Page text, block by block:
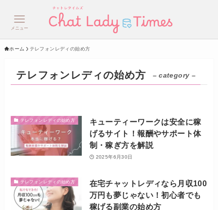
メニュー
ホーム テレフォンレディの始め方
テレフォンレディの始め方 – category –
テレフォンレディの始め方
キューティーワークは安全に稼
げるサイト！報酬やサポート体
制・稼ぎ方を解説
2025年6月30日
テレフォンレディの始め方
在宅チャットレディなら月収100
万円も夢じゃない！初心者でも
稼げる副業の始め方